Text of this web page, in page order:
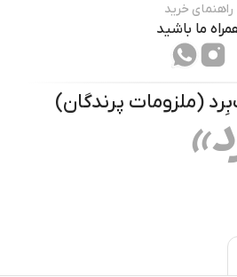
راهنمای خرید
ما باشید
(ملزومات پرندگان)